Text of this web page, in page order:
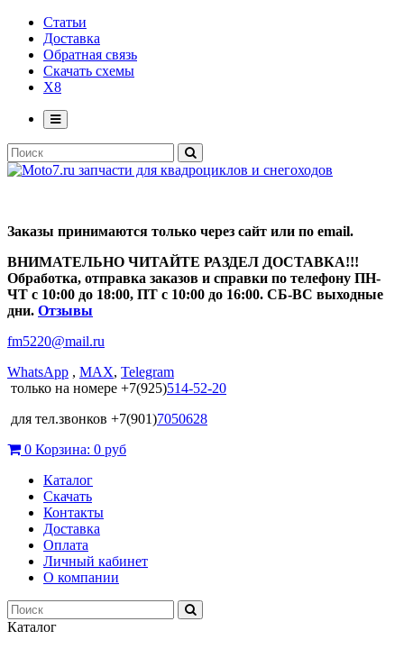
Статьи
Доставка
Обратная связь
Скачать схемы
X8
Заказы принимаются только через сайт или по email.
ВНИМАТЕЛЬНО ЧИТАЙТЕ РАЗДЕЛ ДОСТАВКА!!!
Обработка, отправка заказов и справки по телефону ПН-
ЧТ с 10:00 до 18:00, ПТ с 10:00 до 16:00. СБ-ВС выходные
дни. Отзывы
fm5220@mail.ru
WhatsApp , MAX, Telegram
только на номере +7(925)514-52-20
для тел.звонков +7(901)7050628
0 Корзина: 0 руб
Каталог
Скачать
Контакты
Доставка
Оплата
Личный кабинет
О компании
Каталог